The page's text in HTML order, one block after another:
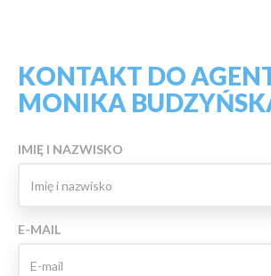
KONTAKT DO
MONIKA
IMIĘ I NAZWISKO
E-MAIL